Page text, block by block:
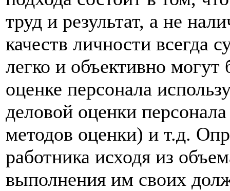
труд и результат, а не
качеств личности всегда
легко и объективно
оценке персонала
деловой оценки
методов оценки) и т.д.
работника исходя из
выполнения им своих